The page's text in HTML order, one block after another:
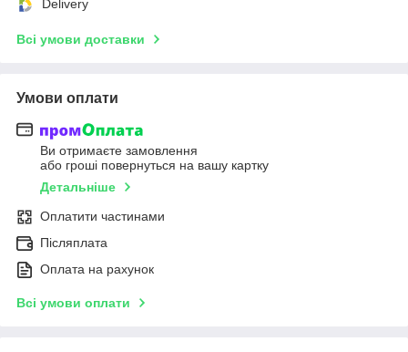
Delivery
Всі умови доставки
Умови оплати
Ви отримаєте замовлення
або гроші повернуться на вашу картку
Детальніше
Оплатити частинами
Післяплата
Оплата на рахунок
Всі умови оплати